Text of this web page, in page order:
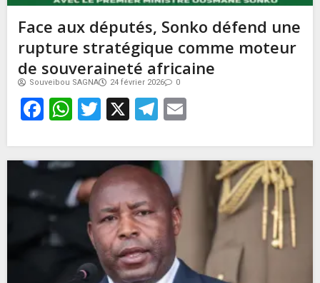
Face aux députés, Sonko défend une
rupture stratégique comme moteur
de souveraineté africaine
Souveibou SAGNA 24 février 2026 0
Facebook
WhatsApp
Twitter
X Telegram